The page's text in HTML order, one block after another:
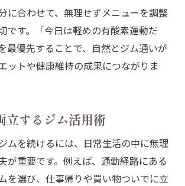
に合わせて、無理せずメニューを調整
です。「今日は軽めの有酸素運動だ
最優先することで、自然とジム通いが
ットや健康維持の成果につながりま
立するジム活用術
ムを続けるには、日常生活の中に無理
が重要です。例えば、通勤経路にある
を選び、仕事帰りや買い物ついでに立